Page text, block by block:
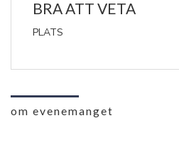
BRA ATT VETA
PLATS
om evenemanget